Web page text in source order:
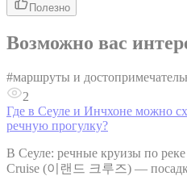
Полезно
Возможно вас
#маршруты и
2
Где в Сеуле и Инчхоне можно
речную прогулку?
В Сеуле: речные круизы по
Cruise (이랜드 크루즈) —